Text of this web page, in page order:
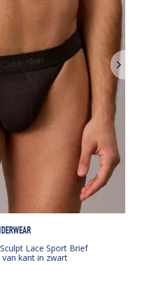
Lace Sport Brief
van kant in zwart